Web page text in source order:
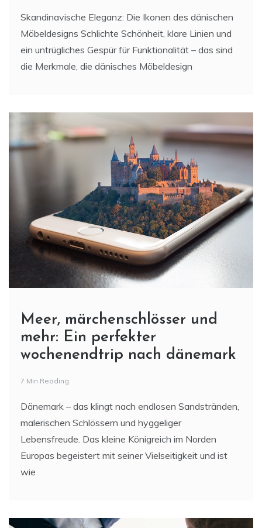
Skandinavische Eleganz: Die Ikonen des dänischen
Möbeldesigns Schlichte Schönheit, klare Linien und
ein untrügliches Gespür für Funktionalität – das sind
die Merkmale, die dänisches Möbeldesign
Meer, märchenschlösser und
mehr: Ein perfekter
wochenendtrip nach dänemark
7 Min Reading
Dänemark – das klingt nach endlosen Sandstränden,
malerischen Schlössern und hyggeliger
Lebensfreude. Das kleine Königreich im Norden
Europas begeistert mit seiner Vielseitigkeit und ist
wie